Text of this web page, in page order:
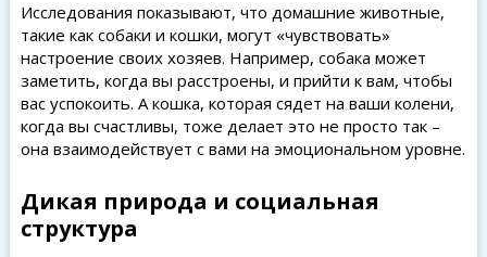
Исследования показывают, что домашние животные,
такие как собаки и кошки, могут «чувствовать»
настроение своих хозяев. Например, собака может
заметить, когда вы расстроены, и прийти к вам, чтобы
вас успокоить. А кошка, которая сядет на ваши колени,
когда вы счастливы, тоже делает это не просто так –
она взаимодействует с вами на эмоциональном уровне.
Дикая природа и социальная
структура